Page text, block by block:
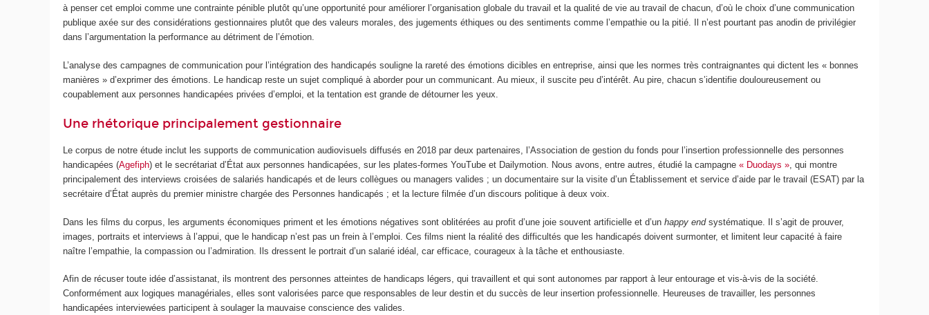
à penser cet emploi comme une contrainte pénible plutôt qu’une opportunité pour améliorer l’organisation globale du travail et la qualité de vie au travail de chacun, d’où le choix d’une communication
publique axée sur des considérations gestionnaires plutôt que des valeurs morales, des jugements éthiques ou des sentiments comme l’empathie ou la pitié. Il n’est pourtant pas anodin de privilégier
dans l’argumentation la performance au détriment de l’émotion.
L’analyse des campagnes de communication pour l’intégration des handicapés souligne la rareté des émotions dicibles en entreprise, ainsi que les normes très contraignantes qui dictent les « bonnes
manières » d’exprimer des émotions. Le handicap reste un sujet compliqué à aborder pour un communicant. Au mieux, il suscite peu d’intérêt. Au pire, chacun s’identifie douloureusement ou
coupablement aux personnes handicapées privées d’emploi, et la tentation est grande de détourner les yeux.
Une rhétorique principalement gestionnaire
Le corpus de notre étude inclut les supports de communication audiovisuels diffusés en 2018 par deux partenaires, l’Association de gestion du fonds pour l’insertion professionnelle des personnes
handicapées (Agefiph) et le secrétariat d’État aux personnes handicapées, sur les plates-formes YouTube et Dailymotion. Nous avons, entre autres, étudié la campagne« Duodays », qui montre
principalement des interviews croisées de salariés handicapés et de leurs collègues ou managers valides ; un documentaire sur la visite d’un Établissement et service d’aide par le travail (ESAT) par la
secrétaire d’État auprès du premier ministre chargée des Personnes handicapés ; et la lecture filmée d’un discours politique à deux voix.
Dans les films du corpus, les arguments économiques priment et les émotions négatives sont oblitérées au profit d’une joie souvent artificielle et d’unhappy endsystématique. Il s’agit de prouver,
images, portraits et interviews à l’appui, que le handicap n’est pas un frein à l’emploi. Ces films nient la réalité des difficultés que les handicapés doivent surmonter, et limitent leur capacité à faire
naître l’empathie, la compassion ou l’admiration. Ils dressent le portrait d’un salarié idéal, car efficace, courageux à la tâche et enthousiaste.
Afin de récuser toute idée d’assistanat, ils montrent des personnes atteintes de handicaps légers, qui travaillent et qui sont autonomes par rapport à leur entourage et vis-à-vis de la société.
Conformément aux logiques managériales, elles sont valorisées parce que responsables de leur destin et du succès de leur insertion professionnelle. Heureuses de travailler, les personnes
handicapées interviewées participent à soulager la mauvaise conscience des valides.